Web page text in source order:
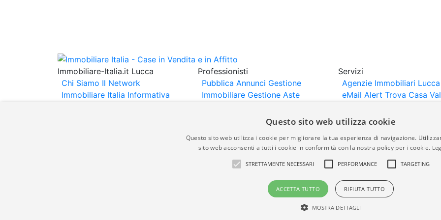
Immobiliare-Italia.it Lucca
Chi Siamo Il Network
Immobiliare Italia Informativa
Professionisti
Pubblica Annunci Gestione
Immobiliare Gestione Aste
Importazione
Servizi
Agenzie Immobiliari Lucca
eMail Alert Trova Casa
Gli annunci immobiliari presenti su immobiliare-italia.it vengono pubblicati da agenzie immobiliari e
italia.it quindi non è responsabile della veridicità, della correttezza, della completezza, della
Questo sito web utilizza cookie
Questo sito web utilizza i cookie per migliorare la tua esperienza di navigazione.
sito web acconsenti a tutti i cookie in conformità con la nostra policy per i cookie.
STRETTAMENTE NECESSARI PERFORMANCE TARGETING
ACCETTA TUTTO RIFIUTA TUTTO
MOSTRA DETTAGLI